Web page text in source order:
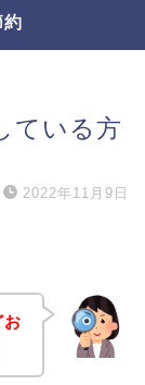
ている方
2022年11月9日
お